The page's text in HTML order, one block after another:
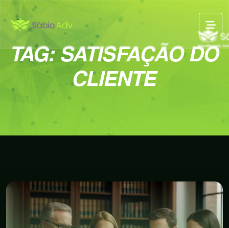
TAG:SATISFAÇÃO DO
CLIENTE